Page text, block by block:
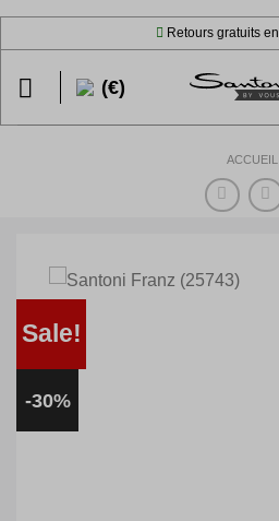
Passer
contenu
Retours gratuits en
(€)
ACCUEIL
Sale!
-30%